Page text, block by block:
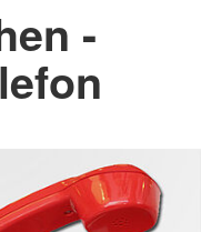
-